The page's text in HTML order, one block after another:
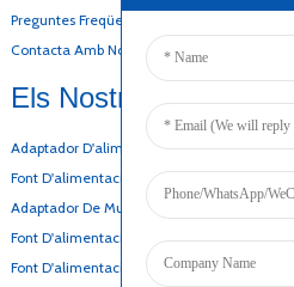
Preguntes Freqüents
Contacta Amb Nosaltres
Els Nostres Productes
Adaptador D'alimentació D'escriptori
Font D'alimentació De CA I CC
Adaptador De Muntatge A La Paret
Font D'alimentació De Marc Obert
Font D'alimentació Superfina